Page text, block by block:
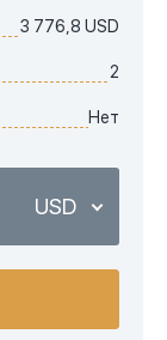
3 776,8 USD
2
Нет
USD